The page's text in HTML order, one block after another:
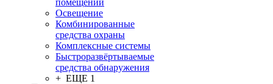
помещений
Освещение
Комбинированные
средства охраны
Комплексные системы
Быстроразвёртываемые
средства обнаружения
+ ЕЩЕ 1